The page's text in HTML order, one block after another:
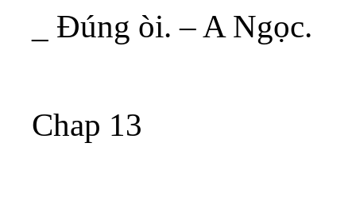
_ Đúng òi. – A Ngọc.
Chap 13